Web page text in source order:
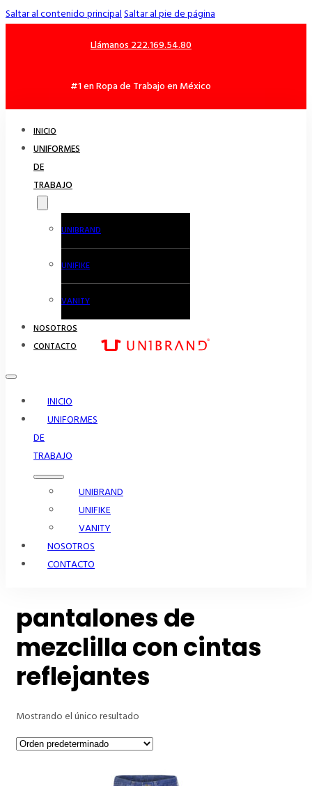
Saltar al contenido principalSaltar al pie de página
Llámanos 222.169.54.80
#1 en Ropa de Trabajo en México
INICIO
UNIFORMES
DE
TRABAJO
UNIBRAND
UNIFIKE
VANITY
NOSOTROS
CONTACTO
INICIO
UNIFORMES
DE
TRABAJO
UNIBRAND
UNIFIKE
VANITY
NOSOTROS
CONTACTO
pantalones de
mezclilla con cintas
reflejantes
Mostrando el único resultado